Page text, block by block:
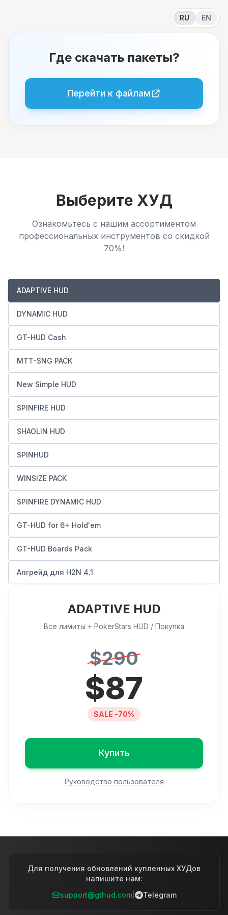
RU EN
Где скачать пакеты?
Перейти к файлам
Выберите ХУД
Ознакомьтесь с нашим ассортиментом
профессиональных инструментов со скидкой
70%!
ADAPTIVE HUD
DYNAMIC HUD
GT-HUD Cash
MTT-SNG PACK
New Simple HUD
SPINFIRE HUD
SHAOLIN HUD
SPINHUD
WINSIZE PACK
SPINFIRE DYNAMIC HUD
GT-HUD for 6+ Hold'em
GT-HUD Boards Pack
Апгрейд для H2N 4.1
ADAPTIVE HUD
Все лимиты + PokerStars HUD / Покупка
$290
$87
SALE -70%
Купить
Руководство пользователя
Для получения обновлений купленных ХУДов
напишите нам:
support@gthud.com| Telegram